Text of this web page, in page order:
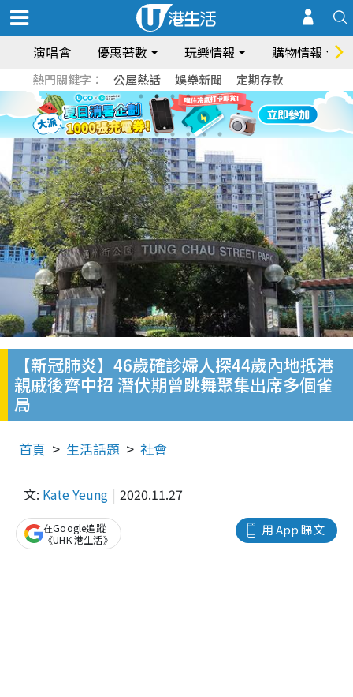
演唱會 優惠著數 玩樂情報 購物情報
熱門關鍵字： 公屋熱話 娛樂新聞 定期存款
【新冠肺炎】46歲確診婦人探44歲內地抵港
親戚後齊中招 潛伏期曾跳舞聚集出席多個雀
局
首頁 生活話題 社會
文: Kate Yeung 2020.11.27
用 App 睇文
在Google追蹤
《UHK 港生活》